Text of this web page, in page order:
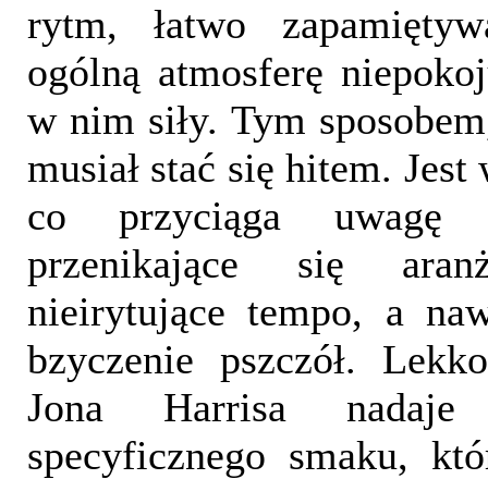
rytm, łatwo
ogólną atmosferę
w nim siły. Tym
musiał stać się hitem.
co przyciąga
przenikające się
nieirytujące tempo, a
bzyczenie pszczół.
Jona Harrisa
specyficznego smaku,